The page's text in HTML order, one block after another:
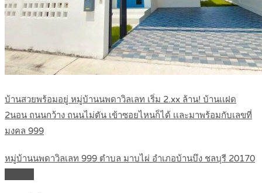
บ้านสวยพร้อมอยู่ หมู่บ้านนพดาวิลเลท เริ่ม 2.xx ล้าน! บ้านเเฝด
2นอน ถนนกว้าง ถนนไม่ตัน เข้าซอยไหนก็ได้ เเละมาพร้อมกับเลขที่
มงคล 999
หมู่บ้านนพดาวิลเลท 999 ตำบล มาบไผ่ อำเภอบ้านบึง ชลบุรี 20170